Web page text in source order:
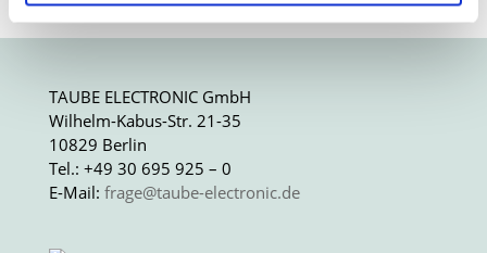
TAUBE ELECTRONIC GmbH
Wilhelm-Kabus-Str. 21-35
10829 Berlin
Tel.: +49 30 695 925 – 0
E-Mail: frage@taube-electronic.de